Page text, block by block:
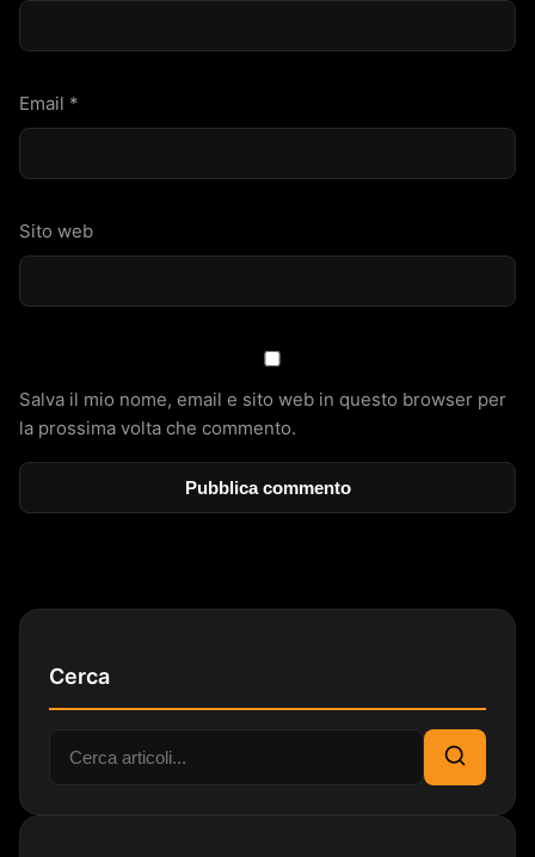
Email *
Sito web
Salva il mio nome, email e sito web in questo browser per
la prossima volta che commento.
Cerca
Cerca:
Cerca